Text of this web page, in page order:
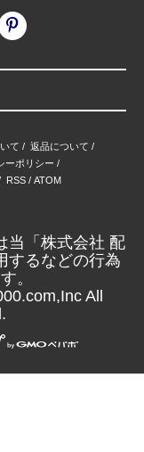
て / 返品について /
ーポリシー /
RSS / ATOM
当「株式会社 配
するなどの行為
。
All